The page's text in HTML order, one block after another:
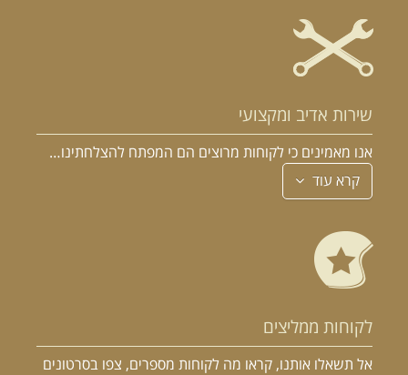
שירות אדיב ומקצועי
אנו מאמינים כי לקוחות מרוצים הם המפתח להצלחתינו…
קרא עוד
לקוחות ממליצים
אל תשאלו אותנו, קראו מה לקוחות מספרים, צפו בסרטונים